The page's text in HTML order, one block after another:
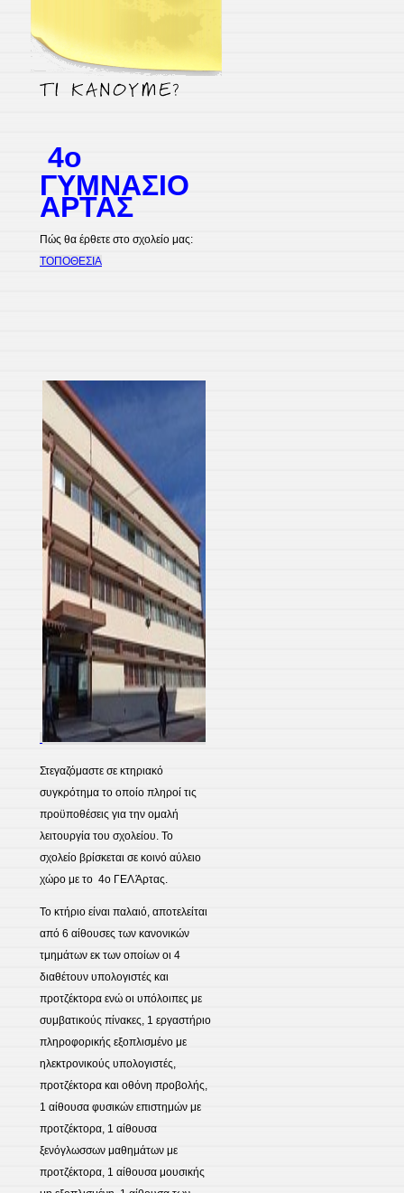
4ο
ΓΥΜΝΑΣΙΟ
ΑΡΤΑΣ
Πώς θα έρθετε στο σχολείο μας:
ΤΟΠΟΘΕΣΙΑ
Στεγαζόμαστε σε κτηριακό
συγκρότημα το οποίο πληροί τις
προϋποθέσεις για την ομαλή
λειτουργία του σχολείου. Το
σχολείο βρίσκεται σε κοινό αύλειο
χώρο με το 4ο ΓΕΛ Άρτας.
Το κτήριο είναι παλαιό, αποτελείται
από 6 αίθουσες των κανονικών
τμημάτων εκ των οποίων οι 4
διαθέτουν υπολογιστές και
προτζέκτορα ενώ οι υπόλοιπες με
συμβατικούς πίνακες, 1 εργαστήριο
πληροφορικής εξοπλισμένο με
ηλεκτρονικούς υπολογιστές,
προτζέκτορα και οθόνη προβολής,
1 αίθουσα φυσικών επιστημών με
προτζέκτορα, 1 αίθουσα
ξενόγλωσσων μαθημάτων με
προτζέκτορα, 1 αίθουσα μουσικής